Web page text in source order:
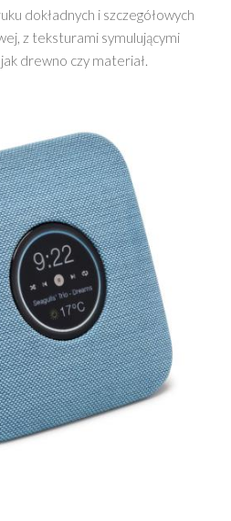
dokładnych i szczegółowych
z teksturami symulującymi
drewno czy materiał.